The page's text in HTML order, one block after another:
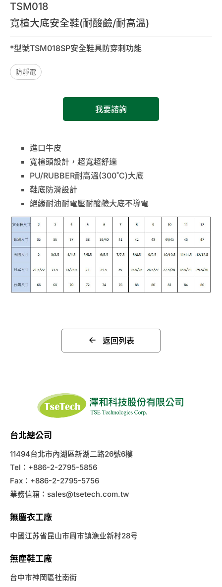
繁體中文
TSM018
寬楦大底安全鞋(耐酸鹼/耐高溫)
*型號TSM018SP安全鞋具防穿刺功能
防靜電
我要諮詢
進口牛皮
寬楦頭設計，超寬超舒適
PU/RUBBER耐高溫(300˚C)大底
鞋底防滑設計
絕緣耐油耐電壓耐酸鹼大底不導電
返回列表
台北總公司
11494台北市內湖區新湖二路26號6樓
Tel：+886-2-2795-5856
Fax：+886-2-2795-5756
業務信箱： sales@tsetech.com.tw
無塵衣工廠
中國江苏省昆山市周市镇漁业新村28号
無塵鞋工廠
台中市神岡區社南街